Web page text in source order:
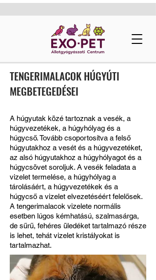
TENGERIMALACOK HÚGYÚTI
MEGBETEGEDÉSEI
A húgyutak közé tartoznak a vesék, a
húgyvezetékek, a húgyhólyag és a
húgycső. Tovább csoportosítva a felső
húgyutakhoz a vesét és a húgyvezetéket,
az alsó húgyutakhoz a húgyhólyagot és a
húgycsövet soroljuk. A vesék feladata a
vizelet termelése, a húgyhólyag a
tárolásáért, a húgyvezetékek és a
húgycső a vizelet elvezetéséért felelősek.
A tengerimalacok vizelete normális
esetben lúgos kémhatású, szalmasárga,
de sűrű, fehéres üledéket tartalmazó része
is lehet, tehát vizelet kristályokat is
tartalmazhat.